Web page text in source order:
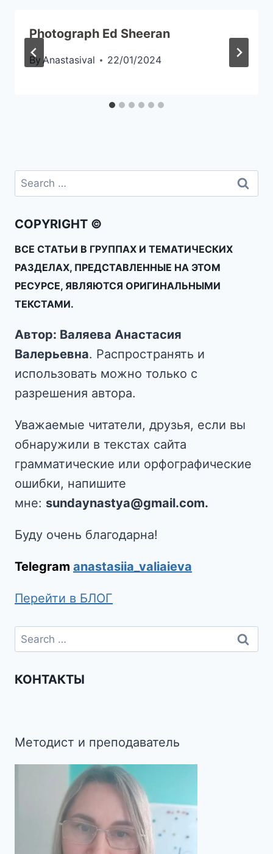
Photograph Ed Sheeran
By Anastasival 22/01/2024
COPYRIGHT ©
ВСЕ СТАТЬИ В ГРУППАХ И ТЕМАТИЧЕСКИХ
РАЗДЕЛАХ, ПРЕДСТАВЛЕННЫЕ НА ЭТОМ
РЕСУРСЕ, ЯВЛЯЮТСЯ ОРИГИНАЛЬНЫМИ
ТЕКСТАМИ.
Автор: Валяева Анастасия
Валерьевна. Распространять и
использовать можно только с
разрешения автора.
Уважаемые читатели, друзья, если вы
обнаружили в текстах сайта
грамматические или орфографические
ошибки, напишите
мне: sundaynastya@gmail.com.
Буду очень благодарна!
Telegram anastasiia_valiaieva
Перейти в БЛОГ
КОНТАКТЫ
Методист и преподаватель